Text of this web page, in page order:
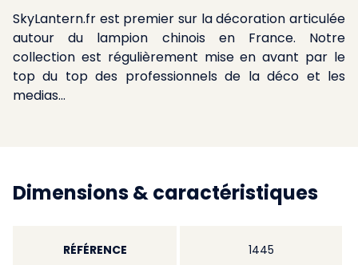
SkyLantern.fr est premier sur la décoration articulée
autour du lampion chinois en France. Notre
collection est régulièrement mise en avant par le
top du top des professionnels de la déco et les
medias...
Dimensions & caractéristiques
RÉFÉRENCE 1445